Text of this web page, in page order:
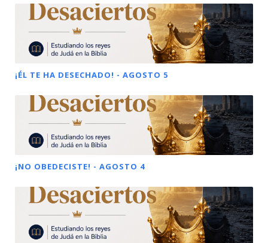
¡ÉL TE HA DESECHADO! - AGOSTO 5
¡NO OBEDECISTE! - AGOSTO 4